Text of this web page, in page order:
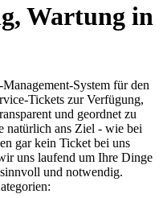
Wartung in
System für den
Tickets zur Verfügung,
und geordnet zu
natürlich ans Ziel - wie bei
gar kein Ticket bei uns
uns laufend um Ihre Dinge
und notwendig.